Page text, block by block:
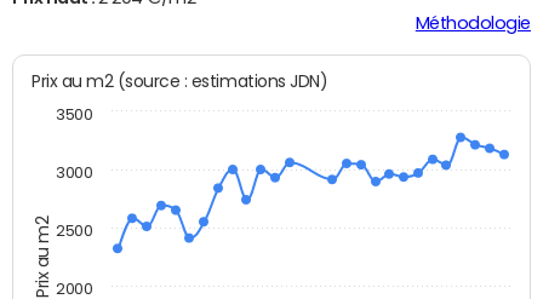
Méthodologie
Prix au m2
Prix au m2 (source : estimations JDN)
2000
2500
3000
3500